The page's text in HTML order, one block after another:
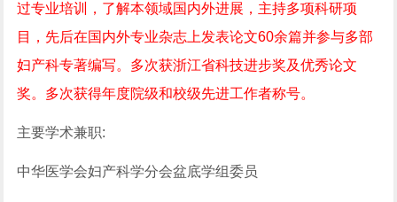
过专业培训，了解本领域国内外进展，主持多项科研项
目，先后在国内外专业杂志上发表论文60余篇并参与多部
妇产科专著编写。多次获浙江省科技进步奖及优秀论文
奖。多次获得年度院级和校级先进工作者称号。
主要学术兼职:
中华医学会妇产科学分会盆底学组委员